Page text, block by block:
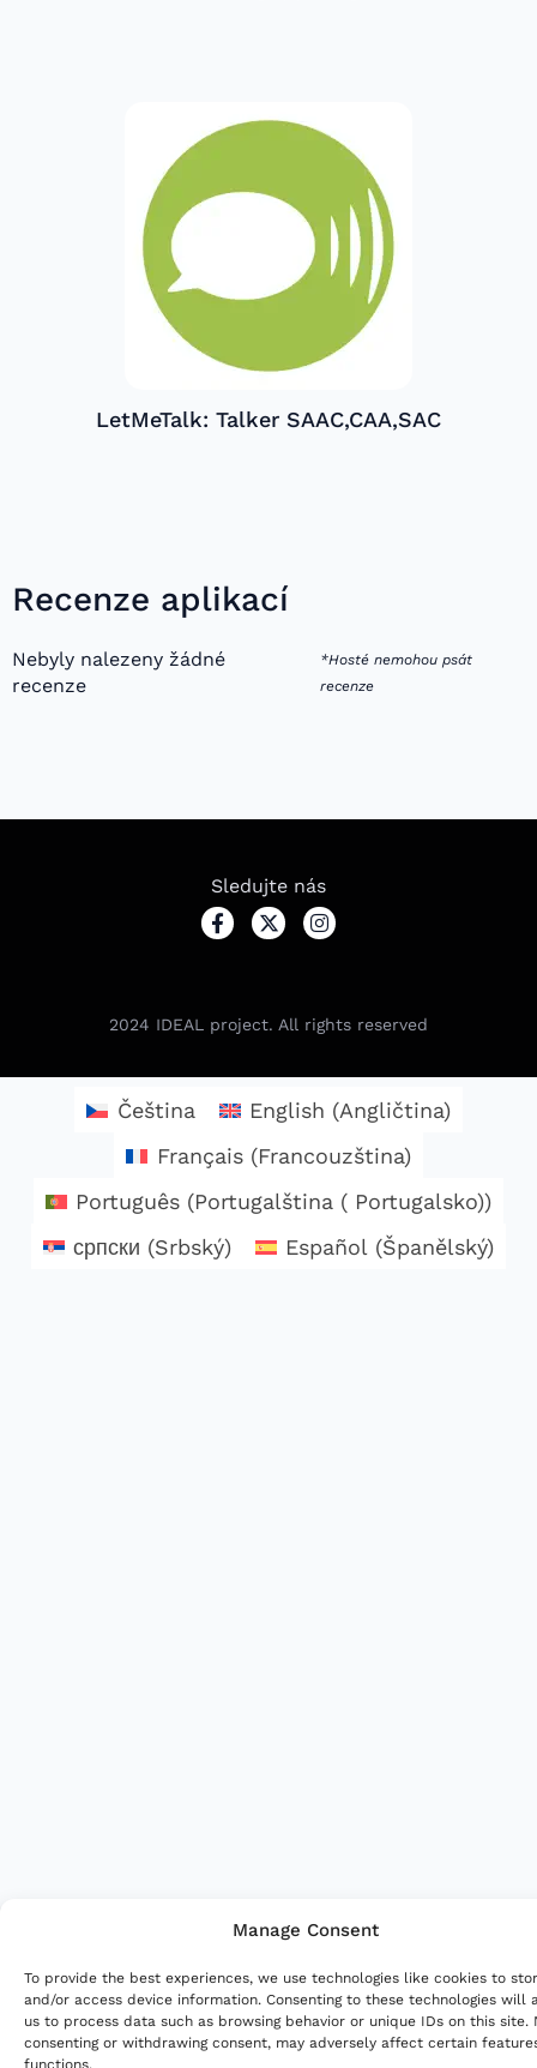
Manage Consent
To provide the best experiences, we use technologies like cookies to
and/or access device information. Consenting to these technologies will
us to process data such as browsing behavior or unique IDs on this site.
consenting or withdrawing consent, may adversely affect certain
functions.
LetMeTalk: Talker SAAC,CAA,SAC
Recenze aplikací
Nebyly nalezeny žádné
recenze
*Hosté nemohou psát
recenze
Sledujte nás
2024 IDEAL project. All rights reserved
Čeština English (Angličtina)
Français(Francouzština)
Português (Portugalština ( Portugalsko))
српски (Srbský) Español (Španělský)